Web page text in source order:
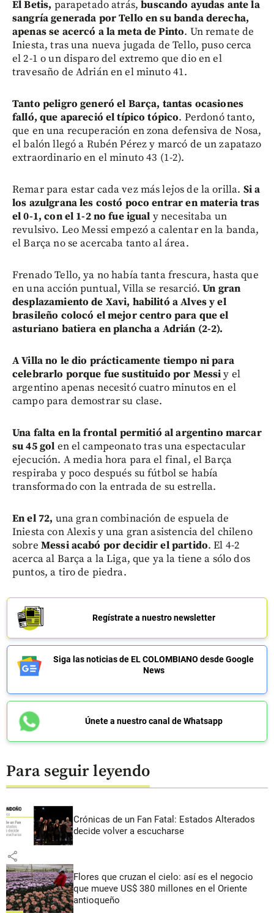
El Betis, parapetado atrás, buscando ayudas ante la
sangría generada por Tello en su banda derecha,
apenas se acercó a la meta de Pinto. Un remate de
Iniesta, tras una nueva jugada de Tello, puso cerca
el 2-1 o un disparo del extremo que dio en el
travesaño de Adrián en el minuto 41.
Tanto peligro generó el Barça, tantas ocasiones
falló, que apareció el típico tópico. Perdonó tanto,
que en una recuperación en zona defensiva de Nosa,
el balón llegó a Rubén Pérez y marcó de un zapatazo
extraordinario en el minuto 43 (1-2).
Remar para estar cada vez más lejos de la orilla. Si a
los azulgrana les costó poco entrar en materia tras
el 0-1, con el 1-2 no fue igual y necesitaba un
revulsivo. Leo Messi empezó a calentar en la banda,
el Barça no se acercaba tanto al área.
Frenado Tello, ya no había tanta frescura, hasta que
en una acción puntual, Villa se resarció. Un gran
desplazamiento de Xavi, habilitó a Alves y el
brasileño colocó el mejor centro para que el
asturiano batiera en plancha a Adrián (2-2).
A Villa no le dio prácticamente tiempo ni para
celebrarlo porque fue sustituido por Messiy el
argentino apenas necesitó cuatro minutos en el
campo para demostrar su clase.
Una falta en la frontal permitió al argentino marcar
su 45 gol en el campeonato tras una espectacular
ejecución. A media hora para el final, el Barça
respiraba y poco después su fútbol se había
transformado con la entrada de su estrella.
En el 72, una gran combinación de espuela de
Iniesta con Alexis y una gran asistencia del chileno
sobre Messi acabó por decidir el partido. El 4-2
acerca al Barça a la Liga, que ya la tiene a sólo dos
puntos, a tiro de piedra.
Regístrate a nuestro newsletter
Siga las noticias de EL COLOMBIANO desde Google
News
Únete a nuestro canal de Whatsapp
Para seguir leyendo
Crónicas de un Fan Fatal: Estados Alterados
decide volver a escucharse
share
Flores que cruzan el cielo: así es el negocio
que mueve US$ 380 millones en el Oriente
antioqueño